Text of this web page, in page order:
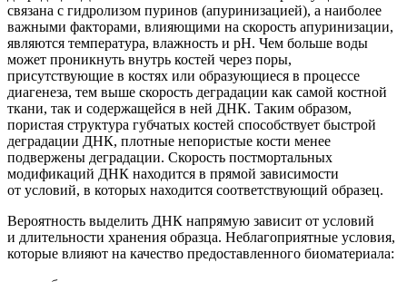
связана с гидролизом пуринов (апуринизацией), а наиболее
важными факторами, влияющими на скорость апуринизации,
являются температура, влажность и рН. Чем больше воды
может проникнуть внутрь костей через поры,
присутствующие в костях или образующиеся в процессе
диагенеза, тем выше скорость деградации как самой костной
ткани, так и содержащейся в ней ДНК. Таким образом,
пористая структура губчатых костей способствует быстрой
деградации ДНК, плотные непористые кости менее
подвержены деградации. Скорость постмортальных
модификаций ДНК находится в прямой зависимости
от условий, в которых находится соответствующий образец.
Вероятность выделить ДНК напрямую зависит от условий
и длительности хранения образца. Неблагоприятные условия,
которые влияют на качество предоставленного биоматериала: